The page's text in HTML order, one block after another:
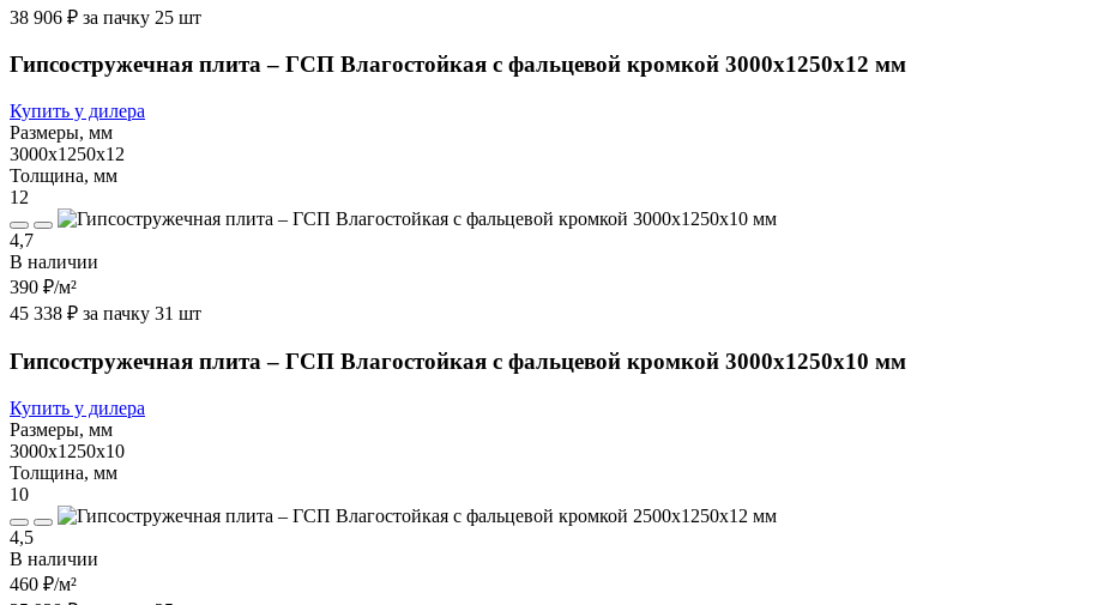
38 906 ₽ за пачку 25 шт
Гипсостружечная плита – ГСП Влагостойкая с фальцевой кромкой 3000х1250х12 мм
Купить у дилера
Размеры, мм
3000х1250х12
Толщина, мм
12
4,7
В наличии
390 ₽/м²
45 338 ₽ за пачку 31 шт
Гипсостружечная плита – ГСП Влагостойкая с фальцевой кромкой 3000х1250х10 мм
Купить у дилера
Размеры, мм
3000х1250х10
Толщина, мм
10
4,5
В наличии
460 ₽/м²